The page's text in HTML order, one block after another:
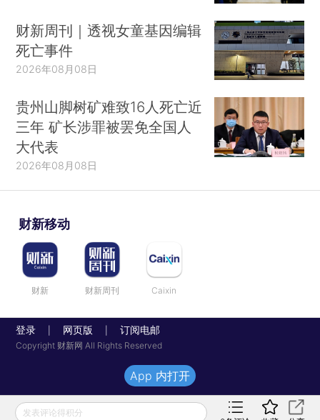
财新周刊｜透视女童基因编辑
死亡事件
2026年08月08日
贵州山脚树矿难致16人死亡近
三年 矿长涉罪被罢免全国人
大代表
2026年08月08日
财新移动
财新 财新周刊 Caixin
登录 网页版 订阅电邮
Copyright 财新网 All Rights Reserved
发表评论得积分
App 内打开